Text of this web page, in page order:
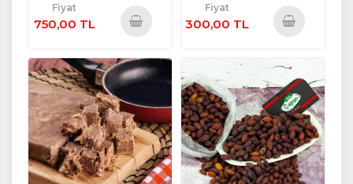
Fiyat
750,00 TL
Ekle
Fiyat
300,00 TL
Ekle